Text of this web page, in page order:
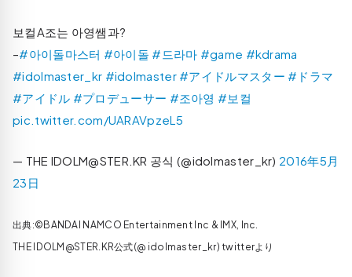
보컬A조는 아영쌤과?
–#아이돌마스터 #아이돌 #드라마 #game #kdrama
#idolmaster_kr #idolmaster #アイドルマスター #ドラマ
#アイドル #プロデューサー #조아영 #보컬
pic.twitter.com/UARAVpzeL5
— THE IDOLM@STER.KR 공식 (@idolmaster_kr) 2016年5月
23日
出典:©BANDAI NAMCO Entertainment Inc & IMX, Inc.
THE IDOLM@STER.KR公式(@ idolmaster_kr) twitterより